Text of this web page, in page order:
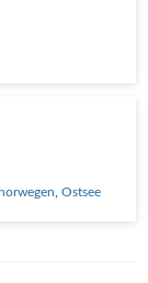
Ostsee